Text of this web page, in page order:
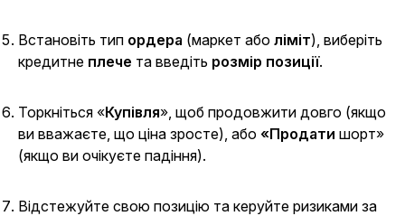
Встановіть тип ордера (маркет або ліміт), виберіть
кредитне плече та введіть розмір позиції.
Торкніться «Купівля», щоб продовжити довго (якщо
ви вважаєте, що ціна зросте), або «Продати шорт»
(якщо ви очікуєте падіння).
Відстежуйте свою позицію та керуйте ризиками за